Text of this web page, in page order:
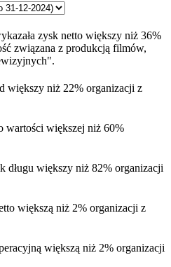
zysk netto większy niż 36%
związana z produkcją filmów,
większy niż 22% organizacji z
wartości większej niż 60%
długu większy niż 82% organizacji
większą niż 2% organizacji z
większą niż 2% organizacji